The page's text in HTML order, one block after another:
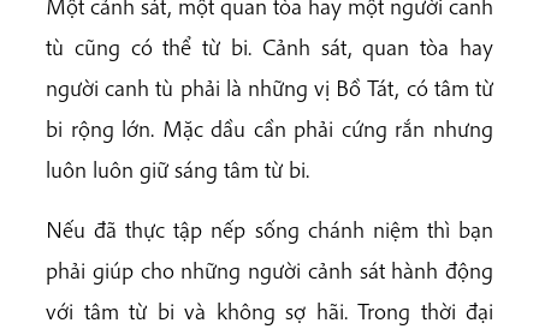
Một cảnh sát, một quan tòa hay một người canh
tù cũng có thể từ bi. Cảnh sát, quan tòa hay
người canh tù phải là những vị Bồ Tát, có tâm từ
bi rộng lớn. Mặc dầu cần phải cứng rắn nhưng
luôn luôn giữ sáng tâm từ bi.
Nếu đã thực tập nếp sống chánh niệm thì bạn
phải giúp cho những người cảnh sát hành động
với tâm từ bi và không sợ hãi. Trong thời đại